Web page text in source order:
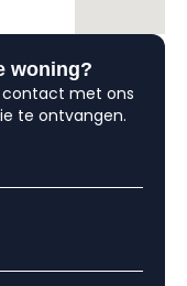
woning?
contact met ons
te ontvangen.